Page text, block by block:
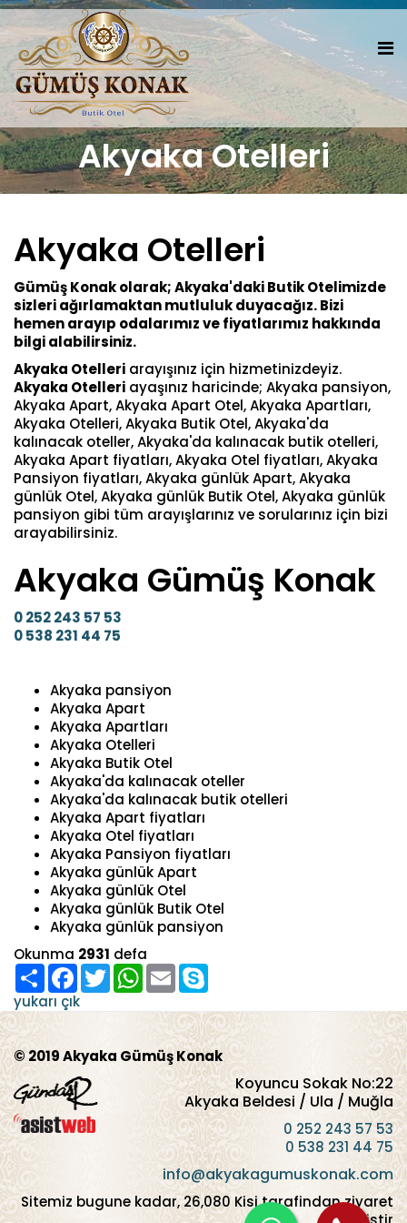
Akyaka Otelleri
Akyaka Otelleri
Gümüş Konak olarak; Akyaka'daki Butik Otelimizde
sizleri ağırlamaktan mutluluk duyacağız. Bizi
hemen arayıp odalarımız ve fiyatlarımız hakkında
bilgi alabilirsiniz.
Akyaka Otelleri arayışınız için hizmetinizdeyiz.
Akyaka Otelleri ayaşınız haricinde; Akyaka pansiyon,
Akyaka Apart, Akyaka Apart Otel, Akyaka Apartları,
Akyaka Otelleri, Akyaka Butik Otel, Akyaka'da
kalınacak oteller, Akyaka'da kalınacak butik otelleri,
Akyaka Apart fiyatları, Akyaka Otel fiyatları, Akyaka
Pansiyon fiyatları, Akyaka günlük Apart, Akyaka
günlük Otel, Akyaka günlük Butik Otel, Akyaka günlük
pansiyon gibi tüm arayışlarınız ve sorularınız için bizi
arayabilirsiniz.
Akyaka Gümüş Konak
0 252 243 57 53
0 538 231 44 75
Akyaka pansiyon
Akyaka Apart
Akyaka Apartları
Akyaka Otelleri
Akyaka Butik Otel
Akyaka'da kalınacak oteller
Akyaka'da kalınacak butik otelleri
Akyaka Apart fiyatları
Akyaka Otel fiyatları
Akyaka Pansiyon fiyatları
Akyaka günlük Apart
Akyaka günlük Otel
Akyaka günlük Butik Otel
Akyaka günlük pansiyon
Okunma 2931 defa
PaylaşFacebook
TwitterWhatsApp
Email
yukarı çık
© 2019 Akyaka Gümüş Konak
Koyuncu Sokak No:22
Akyaka Beldesi / Ula / Muğla
0 252 243 57 53
0 538 231 44 75
info@akyakagumuskonak.com
Sitemiz bugune kadar,26,080 Kisi tarafindan ziyaret